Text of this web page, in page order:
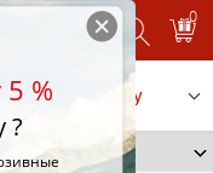
0
Заказать услугу
116T
%
?